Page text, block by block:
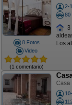
8 Fotos
Video
(1 comentario)
2-
80
3
Los
Casa